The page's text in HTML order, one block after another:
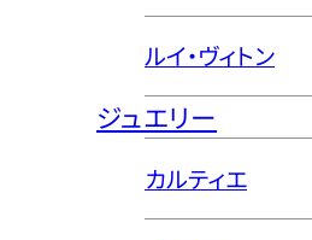
ルイ・ヴィトン
ジュエリー
カルティエ